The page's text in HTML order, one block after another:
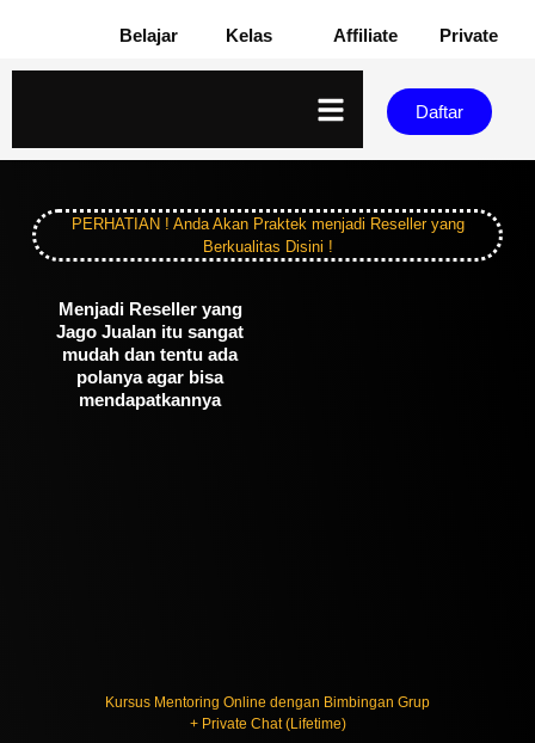
Belajar Kelas Affiliate Private
Daftar
PERHATIAN ! Anda Akan Praktek menjadi Reseller yang
Berkualitas Disini !
Menjadi Reseller yang
Jago Jualan itu sangat
mudah dan tentu ada
polanya agar bisa
mendapatkannya
Kursus Mentoring Online dengan Bimbingan Grup
+ Private Chat (Lifetime)